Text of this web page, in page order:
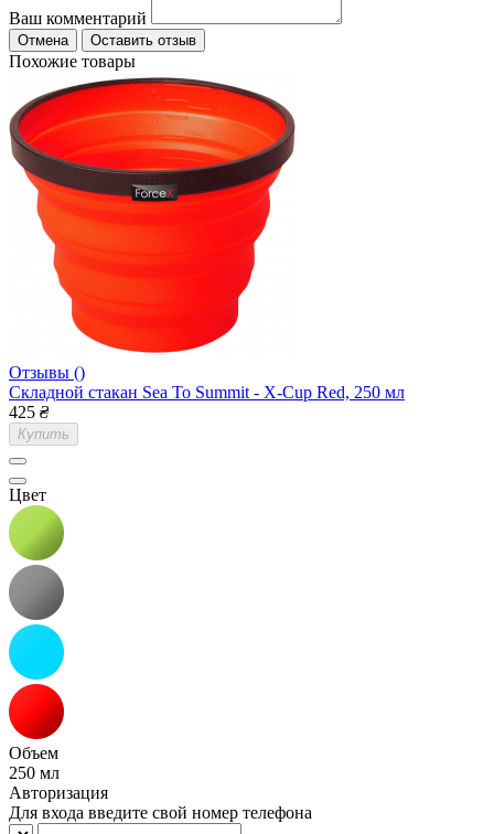
Ваш комментарий
Отмена Оставить отзыв
Похожие товары
Отзывы ()
Складной стакан Sea To Summit - X-Cup Red, 250 мл
425 ₴
Купить
Цвет
Объем
250 мл
Авторизация
Для входа введите свой номер телефона